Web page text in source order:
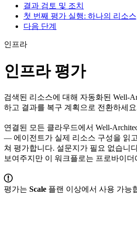
결과 검토 및 조치
첫 번째 평가 실행: 하나의 리소
다음 단계
인프라
인프라 평가
검색된 리소스에 대해 자동화된 Well-
하고 결과를 복구 계획으로 전환하세
연결된 모든 클라우드에서 Well-
— 에이전트가 실제 리소스 구성을 읽
쳐 평가합니다. 설문지가 필요 없습니
보여주지만 이 워크플로는 프로바이더
평가는 Scale 플랜 이상에서 사용 가능